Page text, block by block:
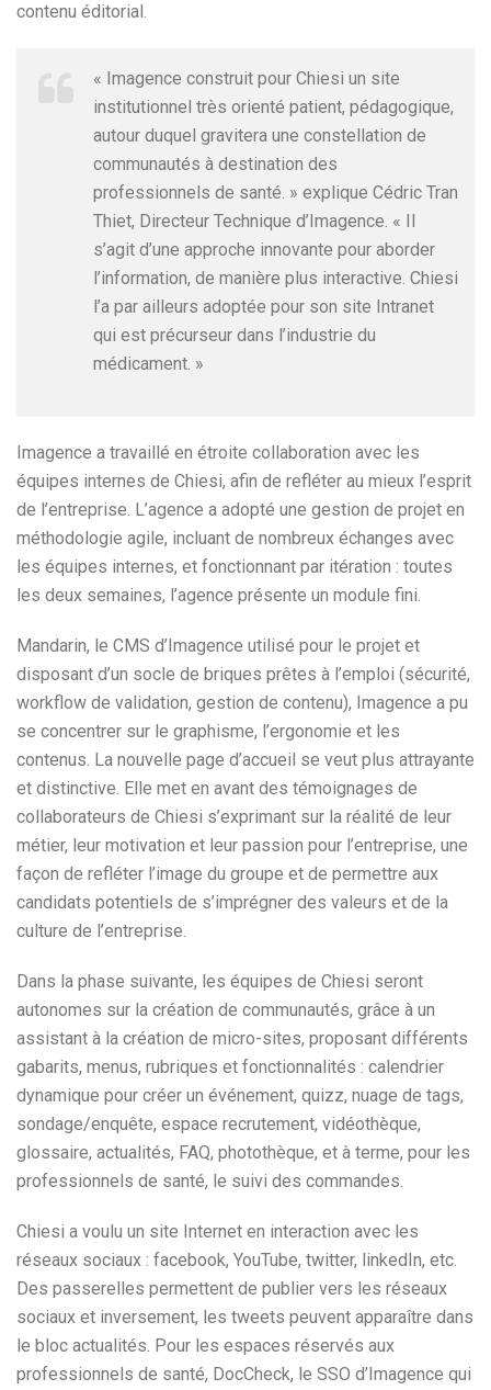
contenu éditorial.
« Imagence construit pour Chiesi un site
institutionnel très orienté patient, pédagogique,
autour duquel gravitera une constellation de
communautés à destination des
professionnels de santé. » explique Cédric Tran
Thiet, Directeur Technique d’Imagence. « Il
s’agit d’une approche innovante pour aborder
l’information, de manière plus interactive. Chiesi
l’a par ailleurs adoptée pour son site Intranet
qui est précurseur dans l’industrie du
médicament. »
Imagence a travaillé en étroite collaboration avec les
équipes internes de Chiesi, afin de refléter au mieux l’esprit
de l’entreprise. L’agence a adopté une gestion de projet en
méthodologie agile, incluant de nombreux échanges avec
les équipes internes, et fonctionnant par itération : toutes
les deux semaines, l’agence présente un module fini.
Mandarin, le CMS d’Imagence utilisé pour le projet et
disposant d’un socle de briques prêtes à l’emploi (sécurité,
workflow de validation, gestion de contenu), Imagence a pu
se concentrer sur le graphisme, l’ergonomie et les
contenus. La nouvelle page d’accueil se veut plus attrayante
et distinctive. Elle met en avant des témoignages de
collaborateurs de Chiesi s’exprimant sur la réalité de leur
métier, leur motivation et leur passion pour l’entreprise, une
façon de refléter l’image du groupe et de permettre aux
candidats potentiels de s’imprégner des valeurs et de la
culture de l’entreprise.
Dans la phase suivante, les équipes de Chiesi seront
autonomes sur la création de communautés, grâce à un
assistant à la création de micro-sites, proposant différents
gabarits, menus, rubriques et fonctionnalités : calendrier
dynamique pour créer un événement, quizz, nuage de tags,
sondage/enquête, espace recrutement, vidéothèque,
glossaire, actualités, FAQ, photothèque, et à terme, pour les
professionnels de santé, le suivi des commandes.
Chiesi a voulu un site Internet en interaction avec les
réseaux sociaux : facebook, YouTube, twitter, linkedIn, etc.
Des passerelles permettent de publier vers les réseaux
sociaux et inversement, les tweets peuvent apparaître dans
le bloc actualités. Pour les espaces réservés aux
professionnels de santé, DocCheck, le SSO d’Imagence qui